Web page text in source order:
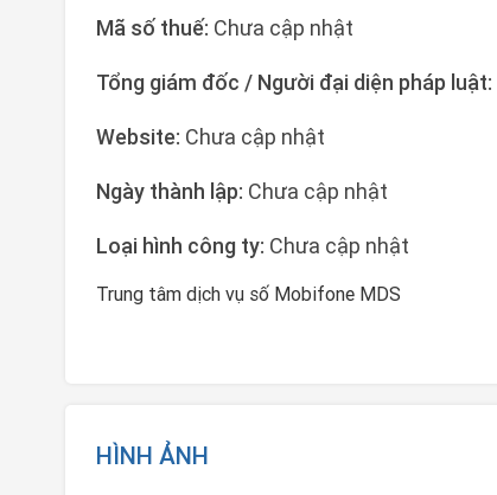
Mã số thuế: Chưa cập nhật
Tổng giám đốc / Người đại diện pháp luật:
Website: Chưa cập nhật
Ngày thành lập: Chưa cập nhật
Loại hình công ty: Chưa cập nhật
Trung tâm dịch vụ số Mobifone MDS
HÌNH ẢNH